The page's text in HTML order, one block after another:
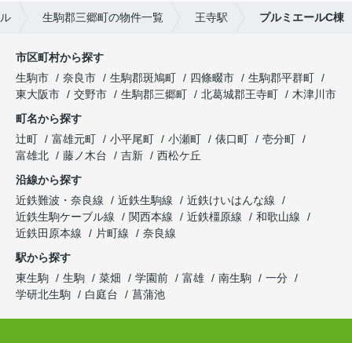
生駒郡三郷町の物件一覧 王寺駅 プルミエールC棟
市区町村から探す
生駒市
奈良市 生駒郡斑鳩町 四條畷市
生駒郡平群町
東大阪市
交野市 生駒郡三郷町 北葛城郡王寺町
木津川市
町名から探す
辻町
富雄元町 小平尾町 小瀬町 俵口町
壱分町
富雄北
藤ノ木台 吉新
西松ケ丘
沿線から探す
近鉄難波・奈良線
近鉄生駒線
近鉄けいはんな線
近鉄生駒ケーブル線
関西本線 近鉄橿原線
和歌山線
近鉄田原本線
片町線
奈良線
駅から探す
東生駒
生駒 菜畑 学園前 富雄 南生駒
一分
学研北生駒
白庭台 菖蒲池